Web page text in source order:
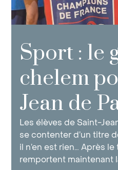
Sport : le
chelem
Jean de
Les élèves de Saint-
se contenter d’un titre
il n’en est rien… Après
remportent maintenant